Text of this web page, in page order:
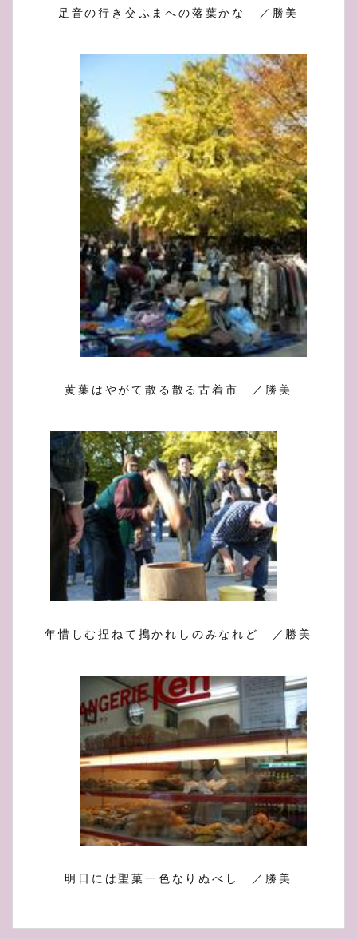
足音の行き交ふまへの落葉かな ／勝美
黄葉はやがて散る散る古着市 ／勝美
年惜しむ捏ねて搗かれしのみなれど ／勝美
明日には聖菓一色なりぬべし ／勝美